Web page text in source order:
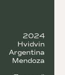
2024
Hvidvin
Argentina
Mendoza